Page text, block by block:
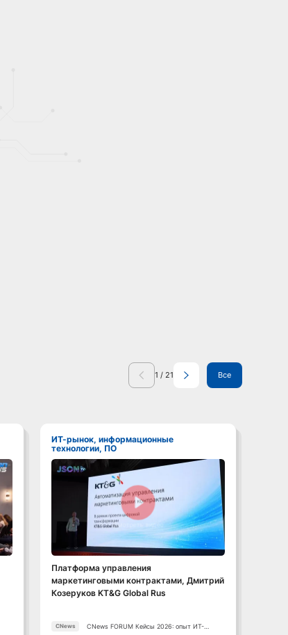
1 / 21 Все
ИТ-рынок, информационные
технологии, ПО
Смотреть видео
Платформа управления
маркетинговыми контрактами, Дмитрий
Козеруков KT&G Global Rus
CNews
CNews FORUM Кейсы 2026: опыт ИТ-